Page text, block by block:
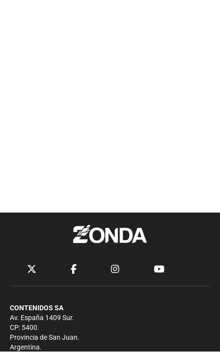
CONTENIDOS SA
Av. España 1409 Sur.
CP: 5400.
Provincia de San Juan.
Argentina.